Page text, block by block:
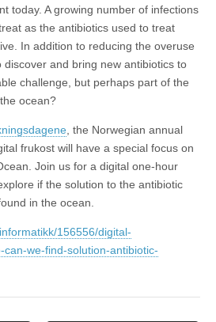
today. A growing number of infections
as the antibiotics used to treat
In addition to reducing the overuse
and bring new antibiotics to
challenge, but perhaps part of the
ocean?
, the Norwegian annual
frukost will have a special focus on
Join us for a digital one-hour
if the solution to the antibiotic
in the ocean.
156556/digital-
we-find-solution-antibiotic-